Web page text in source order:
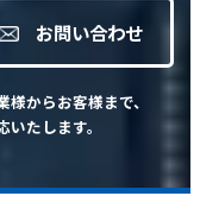
お問い合わせ
からお客様まで、
たします。